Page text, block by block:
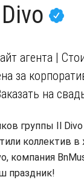
агента |
за
на
группы Il
коллектив
компания
праздник!